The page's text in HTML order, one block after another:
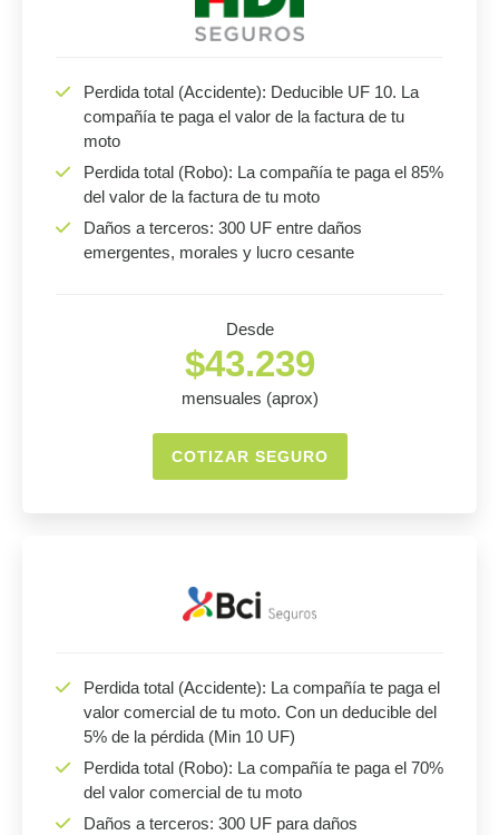
Perdida total (Accidente): Deducible UF 10. La
compañía te paga el valor de la factura de tu
moto
Perdida total (Robo): La compañía te paga el 85%
del valor de la factura de tu moto
Daños a terceros: 300 UF entre daños
emergentes, morales y lucro cesante
Desde
$43.239
mensuales (aprox)
COTIZAR SEGURO
Perdida total (Accidente): La compañía te paga el
valor comercial de tu moto. Con un deducible del
5% de la pérdida (Min 10 UF)
Perdida total (Robo): La compañía te paga el 70%
del valor comercial de tu moto
Daños a terceros: 300 UF para daños